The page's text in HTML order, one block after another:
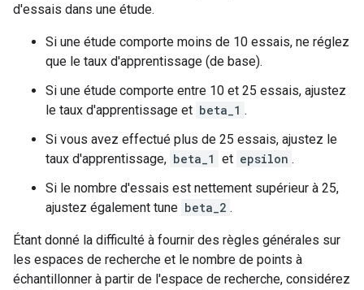
d'essais dans une étude.
Si une étude comporte moins de 10 essais, ne réglez
que le taux d'apprentissage (de base).
Si une étude comporte entre 10 et 25 essais, ajustez
le taux d'apprentissage et beta_1 .
Si vous avez effectué plus de 25 essais, ajustez le
taux d'apprentissage, beta_1 et epsilon .
Si le nombre d'essais est nettement supérieur à 25,
ajustez également tune beta_2 .
Étant donné la difficulté à fournir des règles générales sur
les espaces de recherche et le nombre de points à
échantillonner à partir de l'espace de recherche, considérez